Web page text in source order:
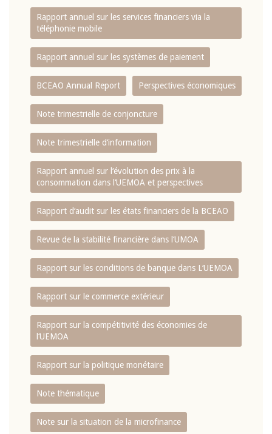
Rapport annuel sur les services financiers via la
téléphonie mobile
Rapport annuel sur les systèmes de paiement
BCEAO Annual Report Perspectives économiques
Note trimestrielle de conjoncture
Note trimestrielle d‘information
Rapport annuel sur l‘évolution des prix à la
consommation dans l‘UEMOA et perspectives
Rapport d‘audit sur les états financiers de la BCEAO
Revue de la stabilité financière dans l‘UMOA
Rapport sur les conditions de banque dans L‘UEMOA
Rapport sur le commerce extérieur
Rapport sur la compétitivité des économies de
l‘UEMOA
Rapport sur la politique monétaire
Note thématique
Note sur la situation de la microfinance